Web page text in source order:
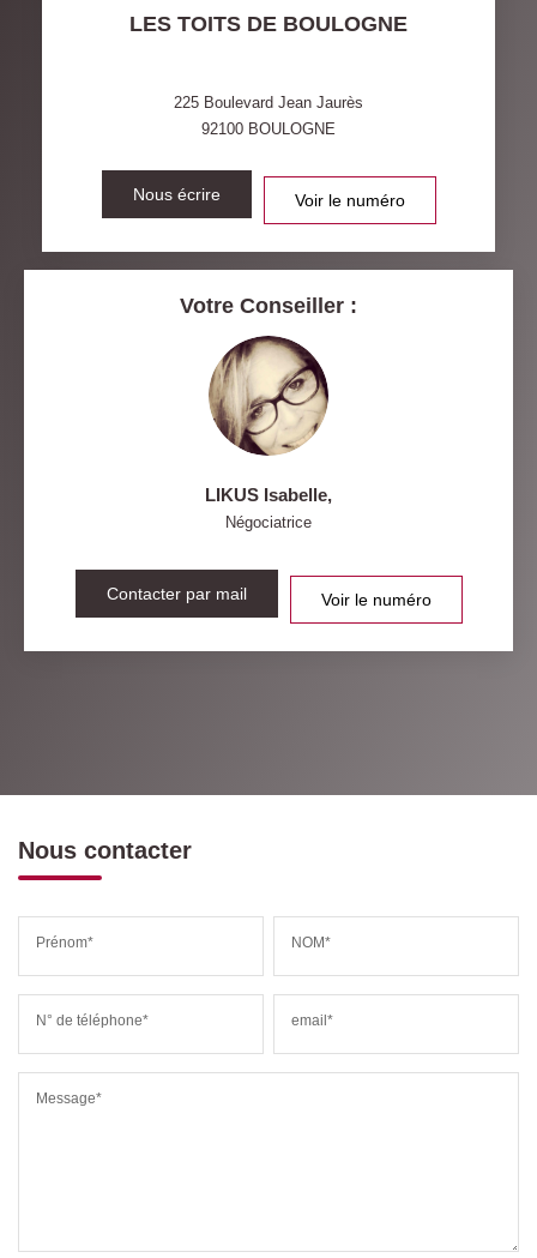
VOITURE
RÉSULTATS DES LYCÉES ECOLES ET CRÈCHES
RESTAURANTS ET CAFÉS COMMERCES
MÉDECINS
LES TOITS DE BOULOGNE
225 Boulevard Jean Jaurès
92100 BOULOGNE
Nous écrire Voir le numéro
Votre Conseiller :
LIKUS Isabelle,
Négociatrice
Contacter par mail Voir le numéro
Nous contacter
Prénom* NOM*
N° de téléphone* email*
Message*